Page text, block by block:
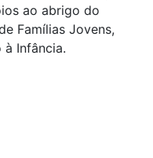
ao abrigo do
Famílias Jovens,
Infância.